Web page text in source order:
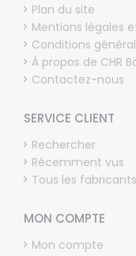
Plan du site
Mentions légales
Conditions
À propos de CHR
Contactez-nous
SERVICE CLIENT
Rechercher
Récemment vus
Tous les fabricants
MON COMPTE
Mon compte